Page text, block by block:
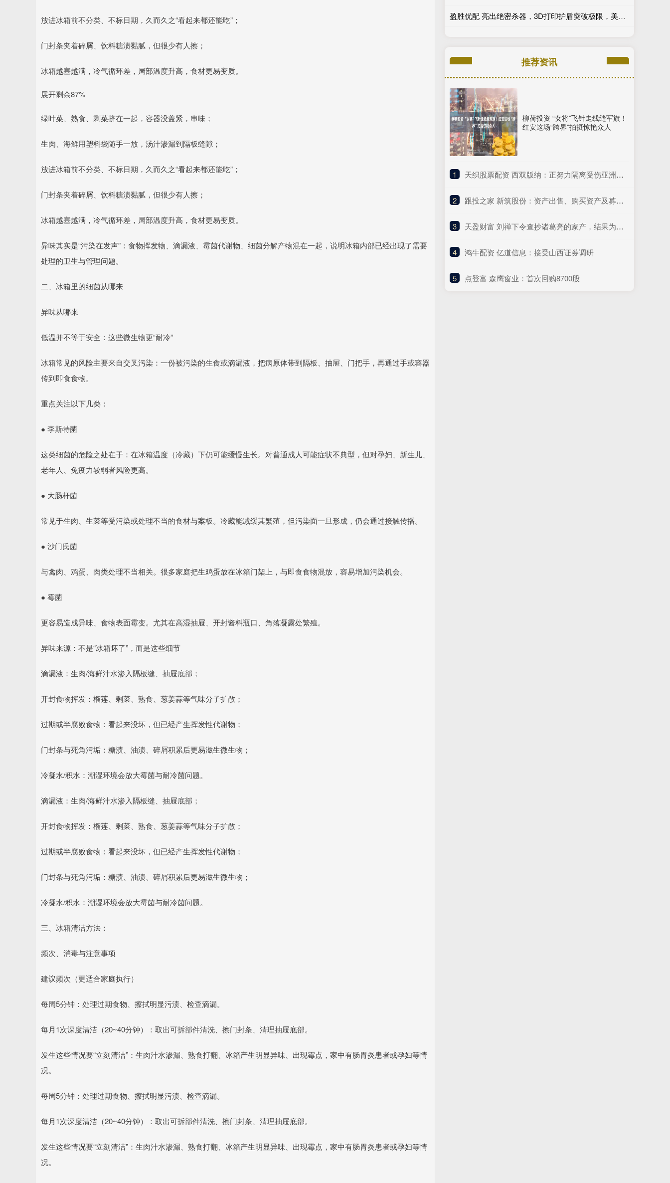
放进冰箱前不分类、不标日期，久而久之“看起来都还能吃”；
门封条夹着碎屑、饮料糖渍黏腻，但很少有人擦；
冰箱越塞越满，冷气循环差，局部温度升高，食材更易变质。
展开剩余87%
绿叶菜、熟食、剩菜挤在一起，容器没盖紧，串味；
生肉、海鲜用塑料袋随手一放，汤汁渗漏到隔板缝隙；
放进冰箱前不分类、不标日期，久而久之“看起来都还能吃”；
门封条夹着碎屑、饮料糖渍黏腻，但很少有人擦；
冰箱越塞越满，冷气循环差，局部温度升高，食材更易变质。
异味其实是“污染在发声”：食物挥发物、滴漏液、霉菌代谢物、细菌分解产物混在一起，说明冰箱内部已经出现了需要
处理的卫生与管理问题。
二、冰箱里的细菌从哪来
异味从哪来
低温并不等于安全：这些微生物更“耐冷”
冰箱常见的风险主要来自交叉污染：一份被污染的生食或滴漏液，把病原体带到隔板、抽屉、门把手，再通过手或容器
传到即食食物。
重点关注以下几类：
● 李斯特菌
这类细菌的危险之处在于：在冰箱温度（冷藏）下仍可能缓慢生长。对普通成人可能症状不典型，但对孕妇、新生儿、
老年人、免疫力较弱者风险更高。
● 大肠杆菌
常见于生肉、生菜等受污染或处理不当的食材与案板。冷藏能减缓其繁殖，但污染面一旦形成，仍会通过接触传播。
● 沙门氏菌
与禽肉、鸡蛋、肉类处理不当相关。很多家庭把生鸡蛋放在冰箱门架上，与即食食物混放，容易增加污染机会。
● 霉菌
更容易造成异味、食物表面霉变。尤其在高湿抽屉、开封酱料瓶口、角落凝露处繁殖。
异味来源：不是“冰箱坏了”，而是这些细节
滴漏液：生肉/海鲜汁水渗入隔板缝、抽屉底部；
开封食物挥发：榴莲、剩菜、熟食、葱姜蒜等气味分子扩散；
过期或半腐败食物：看起来没坏，但已经产生挥发性代谢物；
门封条与死角污垢：糖渍、油渍、碎屑积累后更易滋生微生物；
冷凝水/积水：潮湿环境会放大霉菌与耐冷菌问题。
滴漏液：生肉/海鲜汁水渗入隔板缝、抽屉底部；
开封食物挥发：榴莲、剩菜、熟食、葱姜蒜等气味分子扩散；
过期或半腐败食物：看起来没坏，但已经产生挥发性代谢物；
门封条与死角污垢：糖渍、油渍、碎屑积累后更易滋生微生物；
冷凝水/积水：潮湿环境会放大霉菌与耐冷菌问题。
三、冰箱清洁方法：
频次、消毒与注意事项
建议频次（更适合家庭执行）
每周5分钟：处理过期食物、擦拭明显污渍、检查滴漏。
每月1次深度清洁（20~40分钟）：取出可拆部件清洗、擦门封条、清理抽屉底部。
发生这些情况要“立刻清洁”：生肉汁水渗漏、熟食打翻、冰箱产生明显异味、出现霉点，家中有肠胃炎患者或孕妇等情
况。
每周5分钟：处理过期食物、擦拭明显污渍、检查滴漏。
每月1次深度清洁（20~40分钟）：取出可拆部件清洗、擦门封条、清理抽屉底部。
发生这些情况要“立刻清洁”：生肉汁水渗漏、熟食打翻、冰箱产生明显异味、出现霉点，家中有肠胃炎患者或孕妇等情
况。
盈胜优配 亮出绝密杀器，3D打印护盾突破极限，美智库报告透出凉意_洲际弹道导弹_国家_材料
推荐资讯
柳荷投资 “女将”飞针走线缝军旗！
红安这场“跨界”拍摄惊艳众人
1 ​天织股票配资 西双版纳：正努力隔离受伤亚洲象，具备条件后及时救助
2 ​跟投之家 新筑股份：资产出售、购买资产及募资方案获四川省国资委批复
3 ​天盈财富 刘禅下令查抄诸葛亮的家产，结果为何大怒，要是你可能也接受不了
4 ​鸿牛配资 亿道信息：接受山西证券调研
5 ​点登富 森鹰窗业：首次回购8700股